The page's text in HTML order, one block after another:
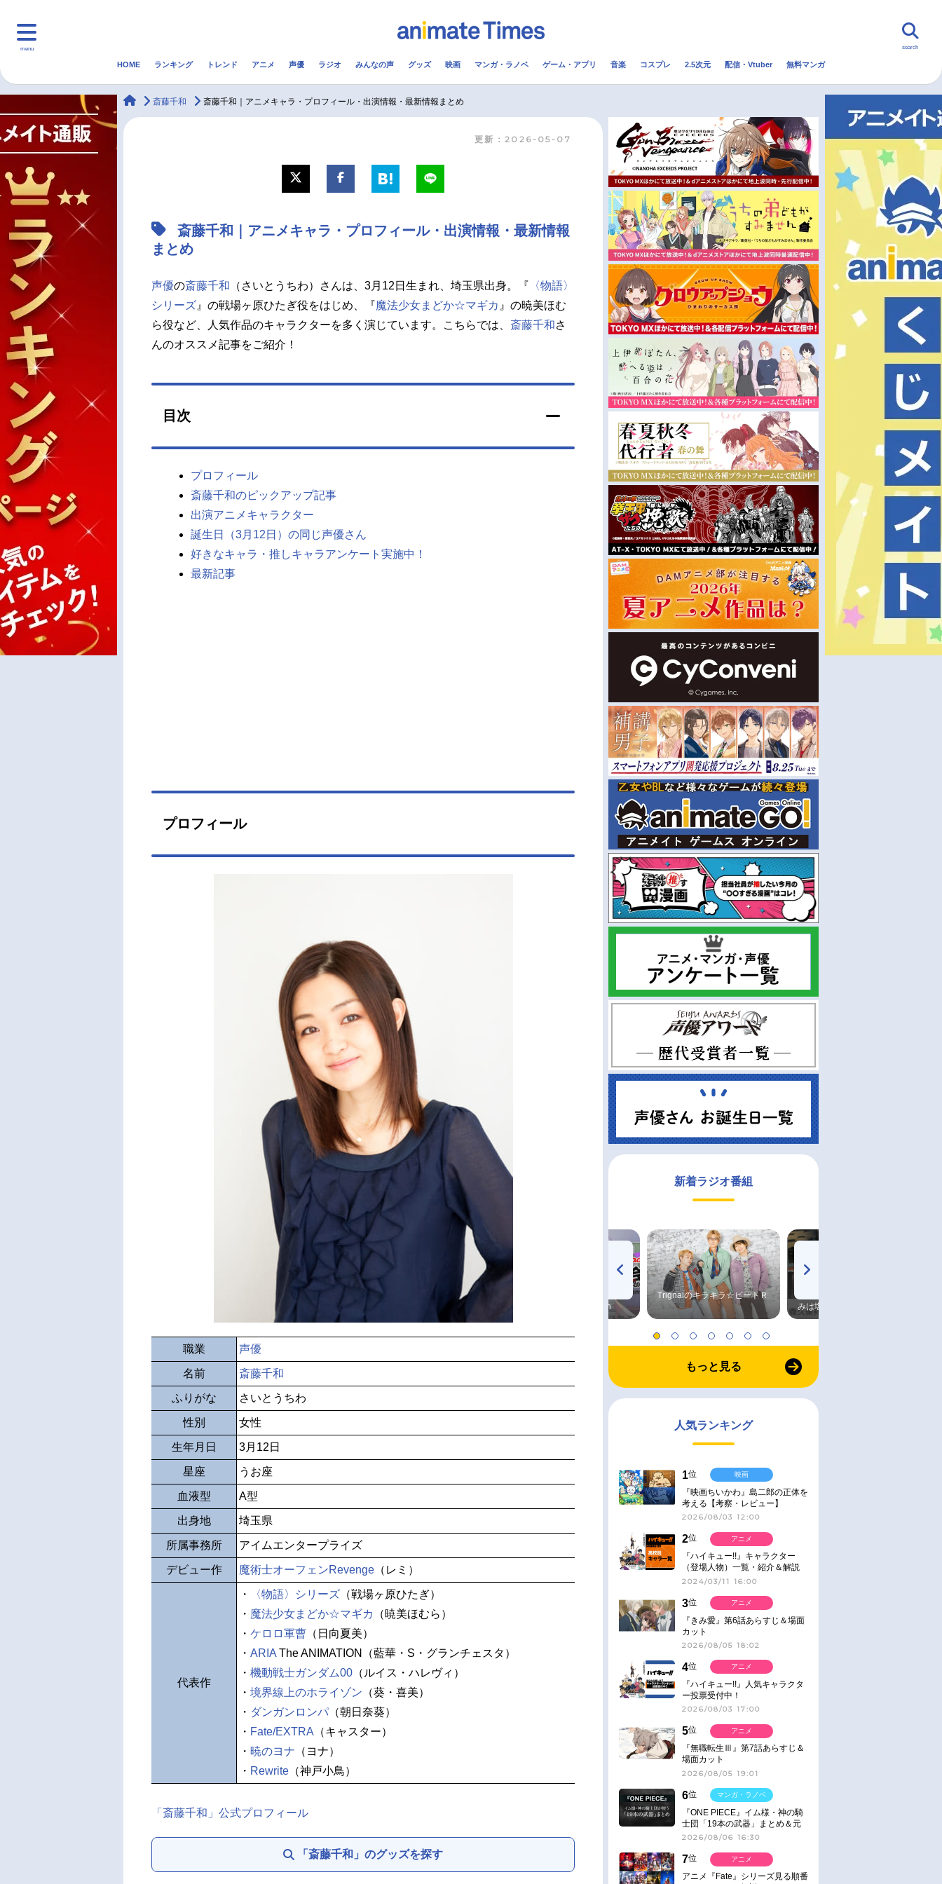
menu
マンガ・ラノベ 2.5次元 配信・Vtuber トレンド 無料マンガ
声優記事一覧
アニメ映画一覧
男性声優/女性声優一覧
今期アニメ曜日別一覧
夏アニメ
秋アニメ
冬アニメ
search
HOME ランキング トレンド アニメ 声優 ラジオ みんなの声 グッズ 映画 マンガ・ラノベ ゲーム・アプリ 音楽 コスプレ 2.5次元 配信・Vtuber 無料マンガ
animateTimes
斎藤千和 斎藤千和｜アニメキャラ・プロフィール・出演情報・最新情報まとめ
更新：2026-05-07
斎藤千和｜アニメキャラ・プロフィール・出演情報・最新情報
まとめ
声優の斎藤千和 （さいとうちわ）さんは、3月12日生まれ、埼玉県出身。『 〈物語〉
シリーズ 』の戦場ヶ原ひたぎ役をはじめ、『魔法少女まどか☆マギカ 』の暁美ほむ
ら役など、人気作品のキャラクターを多く演じています。こちらでは、 斎藤千和さ
んのオススメ記事をご紹介！
目次
プロフィール
斎藤千和のピックアップ記事
出演アニメキャラクター
誕生日（3月12日）の同じ声優さん
好きなキャラ・推しキャラアンケート実施中！
最新記事
プロフィール
職業 声優
名前 斎藤千和
ふりがな さいとうちわ
性別 女性
生年月日 3月12日
星座 うお座
血液型 A型
出身地 埼玉県
所属事務所 アイムエンタープライズ
デビュー作 魔術士オーフェンRevenge （レミ）
代表作
・ 〈物語〉シリーズ （戦場ヶ原ひたぎ）
・ 魔法少女まどか☆マギカ
（暁美ほむら）
・ ケロロ軍曹 （日向夏美）
・ ARIA The ANIMATION（藍華・S・グランチェスタ）
・ 機動戦士ガンダム00 （ルイス・ハレヴィ）
・ 境界線上のホライゾン （葵・喜美）
・ ダンガンロンパ （朝日奈葵）
・ Fate/EXTRA （キャスター）
・ 暁のヨナ （ヨナ）
・ Rewrite （神戸小鳥）
「斎藤千和」公式プロフィール
「斎藤千和」のグッズを探す
新着ラジオ番組
高橋美紀のおんぷの気持ち
♪ in アニメイトタイムズ
radio 大直会 2nd season
Trignalのキラキラ☆ビートＲ
みは塩だけ
もっと見る
人気ランキング
1位
『映画ちいかわ』島二郎の正体を
考える【考察・レビュー】
2026/08/03 12:00
映画
2位
『ハイキュー!!』キャラクター
（登場人物）一覧・紹介＆解説
2024/03/11 16:00
アニメ
3位
『きみ愛』第6話あらすじ＆場面
カット
2026/08/05 18:02
アニメ
4位
『ハイキュー!!』人気キャラクタ
ー投票受付中！
2026/08/03 17:00
アニメ
5位
『無職転生Ⅲ』第7話あらすじ＆
場面カット
2026/08/05 19:01
アニメ
6位
『ONE PIECE』イム様・神の騎
士団「19本の武器」まとめ＆元
ネタ
2026/08/06 16:30
マンガ・ラノベ
7位
アニメ『Fate』シリーズ見る順番
アニメ